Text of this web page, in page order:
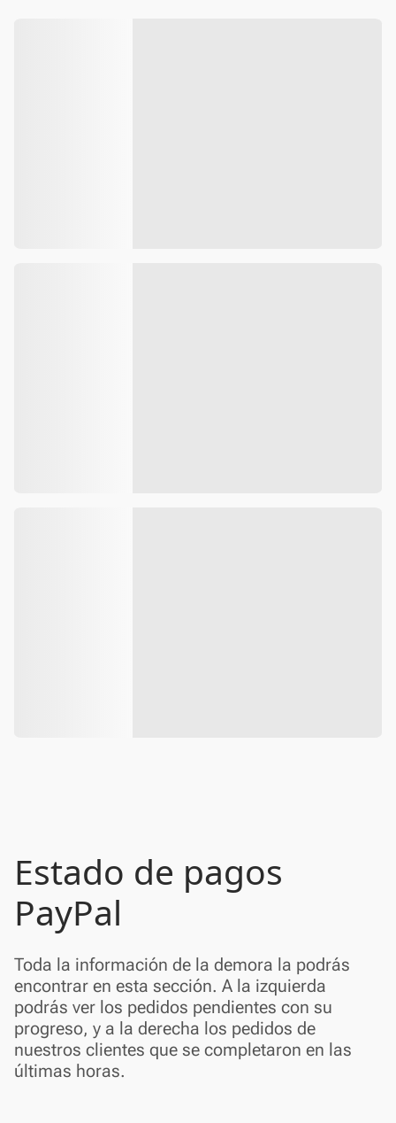
Estado de pagos
PayPal
Toda la información de la demora la podrás
encontrar en esta sección. A la izquierda
podrás ver los pedidos pendientes con su
progreso, y a la derecha los pedidos de
nuestros clientes que se completaron en las
últimas horas.